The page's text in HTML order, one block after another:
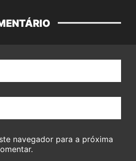
navegador para a próxima